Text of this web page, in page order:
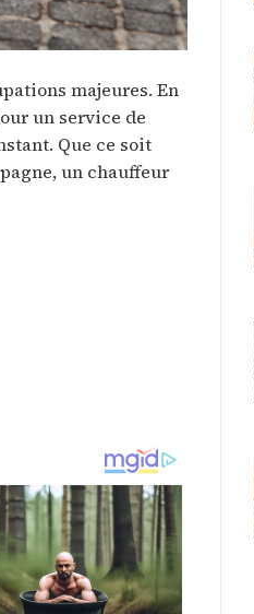
majeures. En
un service de
Que ce soit
un chauffeur